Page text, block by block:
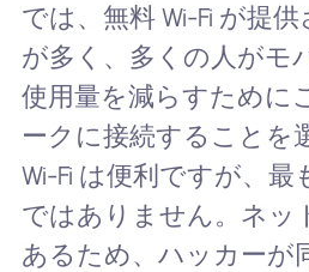
では、無料 Wi-Fi が提
が多く、多くの人がモ
使用量を減らすために
ークに接続することを
Wi-Fi は便利ですが、
ではありません。ネッ
あるため、ハッカーが